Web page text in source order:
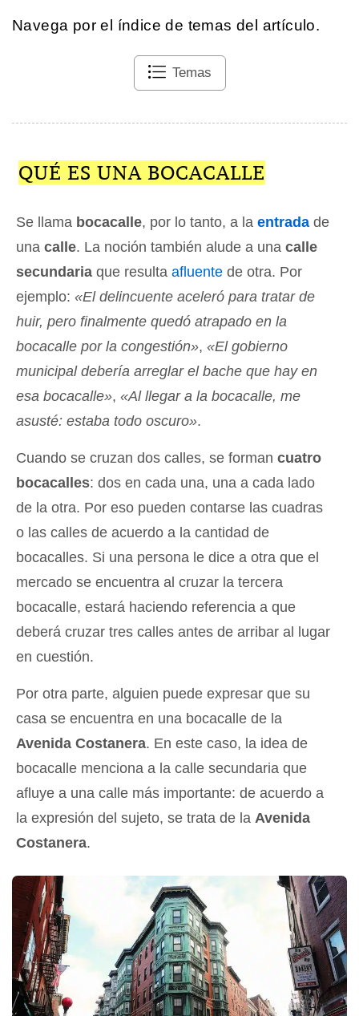
Navega por el índice de temas del artículo.
Temas
QUÉ ES UNA BOCACALLE
Se llama bocacalle, por lo tanto, a la entrada de
una calle. La noción también alude a una calle
secundaria que resulta afluente de otra. Por
ejemplo: «El delincuente aceleró para tratar de
huir, pero finalmente quedó atrapado en la
bocacalle por la congestión», «El gobierno
municipal debería arreglar el bache que hay en
esa bocacalle», «Al llegar a la bocacalle, me
asusté: estaba todo oscuro».
Cuando se cruzan dos calles, se forman cuatro
bocacalles: dos en cada una, una a cada lado
de la otra. Por eso pueden contarse las cuadras
o las calles de acuerdo a la cantidad de
bocacalles. Si una persona le dice a otra que el
mercado se encuentra al cruzar la tercera
bocacalle, estará haciendo referencia a que
deberá cruzar tres calles antes de arribar al lugar
en cuestión.
Por otra parte, alguien puede expresar que su
casa se encuentra en una bocacalle de la
Avenida Costanera. En este caso, la idea de
bocacalle menciona a la calle secundaria que
afluye a una calle más importante: de acuerdo a
la expresión del sujeto, se trata de la Avenida
Costanera.